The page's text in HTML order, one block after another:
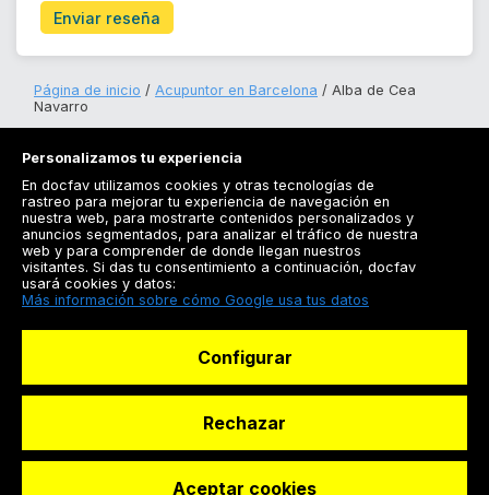
Enviar reseña
Página de inicio Acupuntor en Barcelona
Alba de Cea
Navarro
Registrarse
Docfav
Personalizamos tu experiencia
En docfav utilizamos cookies y otras tecnologías de
rastreo para mejorar tu experiencia de navegación en
nuestra web, para mostrarte contenidos personalizados y
anuncios segmentados, para analizar el tráfico de nuestra
web y para comprender de donde llegan nuestros
visitantes. Si das tu consentimiento a continuación, docfav
usará cookies y datos:
Más información sobre cómo Google usa tus datos
Configurar
Rechazar
Aceptar cookies